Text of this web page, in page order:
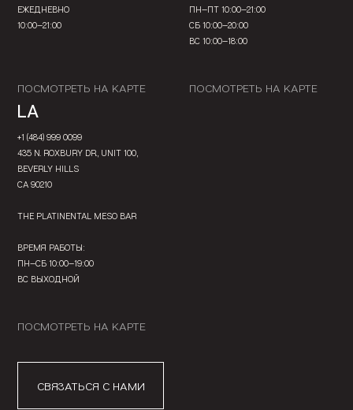
ЕЖЕДНЕВНО
10:00—21:00
ПОСМОТРЕТЬ НА КАРТЕ
ПН—ПТ 10:00—21:00
СБ 10:00—20:00
ВС 10:00—18:00
ПОСМОТРЕТЬ НА КАРТЕ
LA
+1 (484) 999 0099
435 N. ROXBURY DR., UNIT 100,
BEVERLY HILLS
CA 90210
THE PLATINENTAL MESO BAR
ВРЕМЯ РАБОТЫ:
ПН—СБ 10:00—19:00
ВС ВЫХОДНОЙ
ПОСМОТРЕТЬ НА КАРТЕ
СВЯЗАТЬСЯ С НАМИ